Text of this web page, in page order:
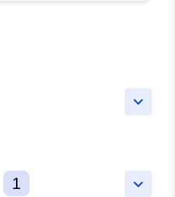
keyboard_arrow_down
keyboard_arrow_down
1